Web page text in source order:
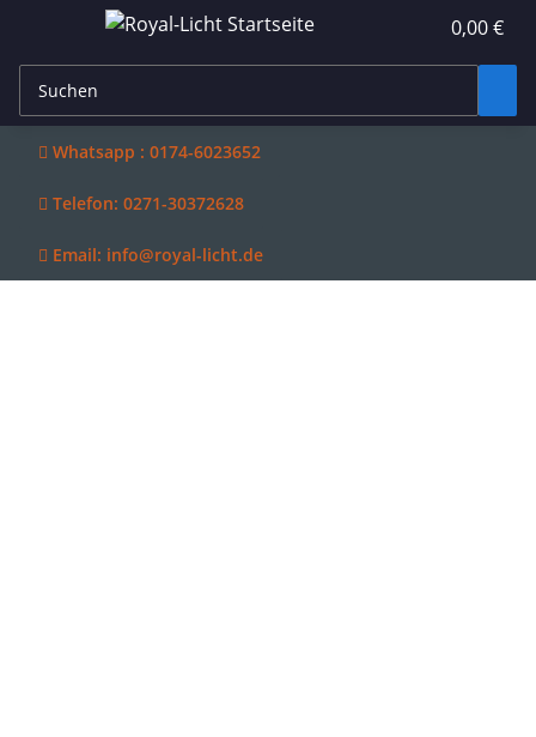
0,00 €
 Whatsapp : 0174-6023652
 Telefon: 0271-30372628
 Email: info@royal-licht.de